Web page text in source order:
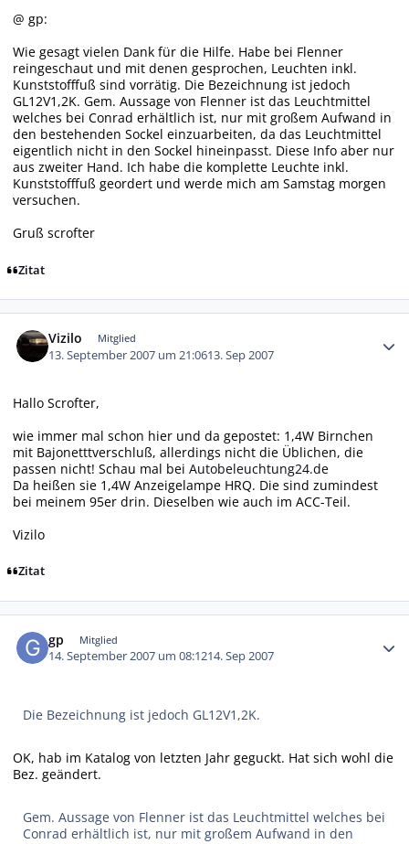
@ gp:
Wie gesagt vielen Dank für die Hilfe. Habe bei Flenner
reingeschaut und mit denen gesprochen, Leuchten inkl.
Kunststofffuß sind vorrätig. Die Bezeichnung ist jedoch
GL12V1,2K. Gem. Aussage von Flenner ist das Leuchtmittel
welches bei Conrad erhältlich ist, nur mit großem Aufwand in
den bestehenden Sockel einzuarbeiten, da das Leuchtmittel
eigentlich nicht in den Sockel hineinpasst. Diese Info aber nur
aus zweiter Hand. Ich habe die komplette Leuchte inkl.
Kunststofffuß geordert und werde mich am Samstag morgen
versuchen.
Gruß scrofter
Zitat
Vizilo Mitglied
13. September 2007 um 21:0613. Sep 2007
Hallo Scrofter,
wie immer mal schon hier und da gepostet: 1,4W Birnchen
mit Bajonetttverschluß, allerdings nicht die Üblichen, die
passen nicht! Schau mal bei Autobeleuchtung24.de
Da heißen sie 1,4W Anzeigelampe HRQ. Die sind zumindest
bei meinem 95er drin. Dieselben wie auch im ACC-Teil.
Vizilo
Zitat
gp Mitglied
14. September 2007 um 08:1214. Sep 2007
Die Bezeichnung ist jedoch GL12V1,2K.
OK, hab im Katalog von letzten Jahr geguckt. Hat sich wohl die
Bez. geändert.
Gem. Aussage von Flenner ist das Leuchtmittel welches bei
Conrad erhältlich ist, nur mit großem Aufwand in den